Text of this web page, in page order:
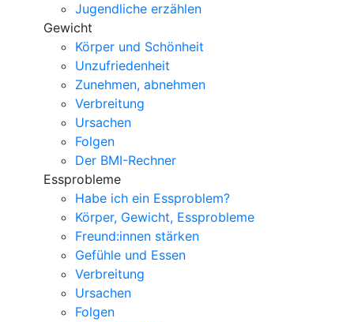
Jugendliche erzählen
Gewicht
Körper und Schönheit
Unzufriedenheit
Zunehmen, abnehmen
Verbreitung
Ursachen
Folgen
Der BMI-Rechner
Essprobleme
Habe ich ein Essproblem?
Körper, Gewicht, Essprobleme
Freund:innen stärken
Gefühle und Essen
Verbreitung
Ursachen
Folgen